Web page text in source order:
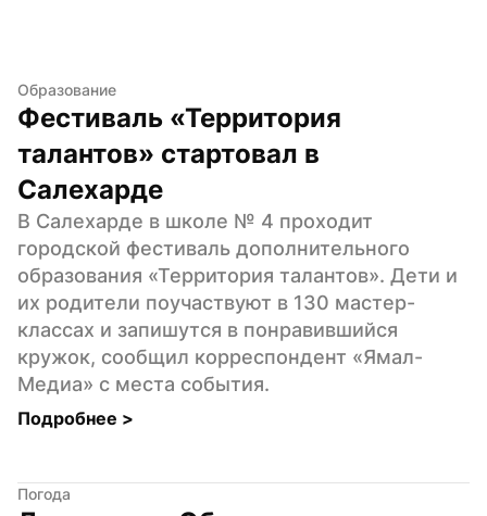
Образование
Фестиваль «Территория
талантов» стартовал в
Салехарде
В Салехарде в школе № 4 проходит
городской фестиваль дополнительного
образования «Территория талантов». Дети и
их родители поучаствуют в 130 мастер-
классах и запишутся в понравившийся
кружок, сообщил корреспондент «Ямал-
Медиа» с места события.
Подробнее >
Погода